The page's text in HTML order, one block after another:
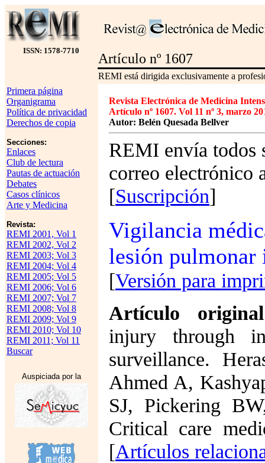
ISSN: 1578-7710
Artículo nº 1607
REMI está dirigida exclusivamente a
Primera página
Organigrama
Política de privacidad
Derechos de copia
Secciones:
Enlaces
Club de lectura
Pautas de actuación
Debates
Casos clínicos
Arte y Medicina
Revista:
REMI 2001, Vol 1
REMI 2002, Vol 2
REMI 2003; Vol 3
REMI 2004; Vol 4
REMI 2005; Vol 5
REMI 2006; Vol 6
REMI 2007; Vol 7
REMI 2008; Vol 8
REMI 2009; Vol 9
REMI 2010; Vol 10
REMI 2011; Vol 11
Buscar
Auspiciada por la
Revista Electrónica de Medicina
Artículo nº 1607. Vol 11 nº 3, marzo
Autor: Belén Quesada Bellver
REMI envía todos
correo electrónico
[Suscripción]
Vigilancia
lesión pulmonar
[Versión para
Artículo original
injury through
surveillance.
Ahmed A,
SJ, Pickering
Critical care
[Artículos